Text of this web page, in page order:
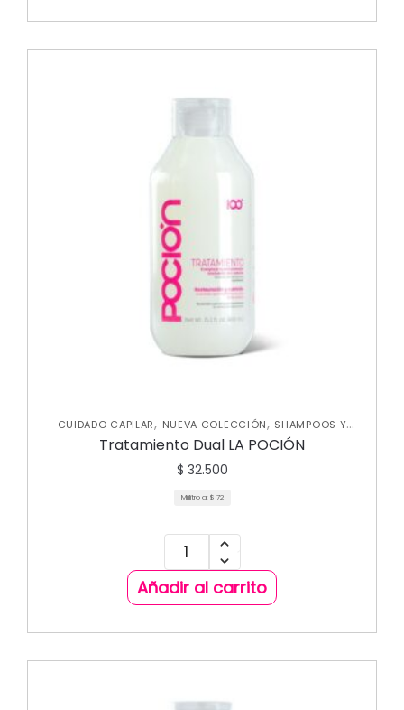
CUIDADO CAPILAR, NUEVA COLECCIÓN, SHAMPOOS Y
ACONDICIONADORES
TRATAMIENTOS CAPILARES
Tratamiento Dual LA POCIÓN
$ 32.500
Mililitro a: $ 72
Añadir al carrito